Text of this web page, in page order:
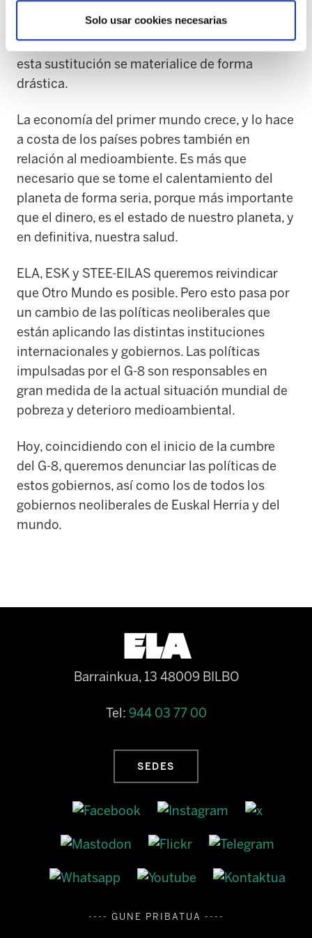
Solo usar cookies necesarias
la necesidad de ir tomando medidas
progresivas de ir sustituyendo el petróleo por
energías renovables y limpias, lo que hará que
esta sustitución se materialice de forma
drástica.
La economía del primer mundo crece, y lo hace
a costa de los países pobres también en
relación al medioambiente. Es más que
necesario que se tome el calentamiento del
planeta de forma seria, porque más importante
que el dinero, es el estado de nuestro planeta, y
en definitiva, nuestra salud.
ELA, ESK y STEE-EILAS queremos reivindicar
que Otro Mundo es posible. Pero esto pasa por
un cambio de las políticas neoliberales que
están aplicando las distintas instituciones
internacionales y gobiernos. Las políticas
impulsadas por el G-8 son responsables en
gran medida de la actual situación mundial de
pobreza y deterioro medioambiental.
Hoy, coincidiendo con el inicio de la cumbre
del G-8, queremos denunciar las políticas de
estos gobiernos, así como los de todos los
gobiernos neoliberales de Euskal Herria y del
mundo.
Barrainkua, 13 48009 BILBO
Tel: 944 03 77 00
SEDES
---- GUNE PRIBATUA ----